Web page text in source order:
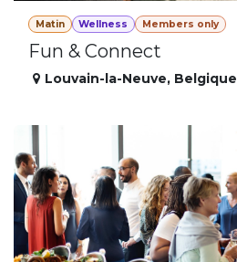
Matin Wellness Members only
Fun & Connect
Louvain-la-Neuve, Belgique